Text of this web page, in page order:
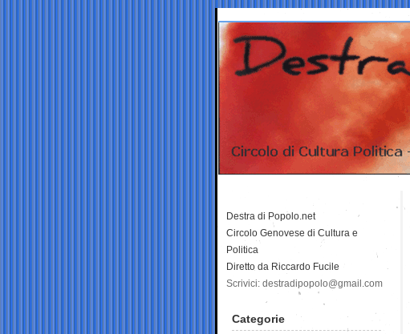
Destra di Popolo.net
Circolo Genovese di Cultura e
Politica
Diretto da Riccardo Fucile
Scrivici: destradipopolo@gmail.com
Categorie